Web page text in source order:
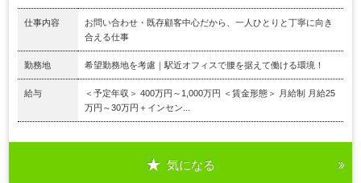
仕事内容
お問い合わせ・既存顧客中心だから、一人ひとりと丁寧に向き
合える仕事
勤務地 希望勤務地を考慮｜駅近オフィスで腰を据えて働ける環境！
給与
＜予定年収＞ 400万円～1,000万円 ＜賃金形態＞ 月給制 月給25
万円～30万円＋インセン...
気になる